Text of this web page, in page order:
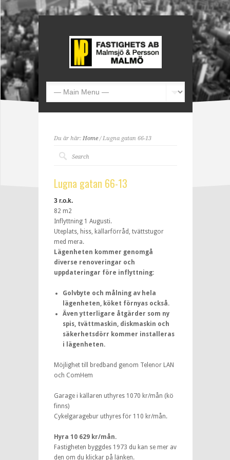
Du är här: Home/ Lugna gatan 66-13
Lugna gatan 66-13
3 r.o.k.
82 m2
Inflyttning 1 Augusti.
Uteplats, hiss, källarförråd, tvättstugor
med mera.
Lägenheten kommer genomgå
diverse renoveringar och
uppdateringar före inflyttning:
Golvbyte och målning av hela
lägenheten, köket förnyas också.
Även ytterligare åtgärder som ny
spis, tvättmaskin, diskmaskin och
säkerhetsdörr kommer installeras
i lägenheten.
Möjlighet till bredband genom Telenor LAN
och ComHem
Garage i källaren uthyres 1070 kr/mån (kö
finns)
Cykelgaragebur uthyres för 110 kr/mån.
Hyra 10 629 kr/mån.
Fastigheten byggdes 1973 du kan se mer av
den om du klickar på länken.